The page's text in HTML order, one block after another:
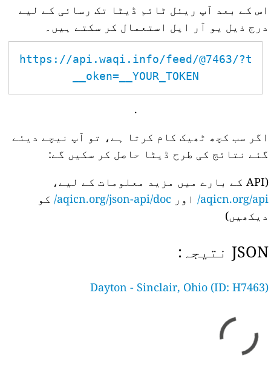
اس کے بعد آپ ریئل ٹائم ڈیٹا تک رسائی کے لیے
درج ذیل یو آر ایل استعمال کر سکتے ہیں۔
https://api.waqi.info/feed/@7463/?t
oken=__YOUR_TOKEN__
.
اگر سب کچھ ٹھیک کام کرتا ہے، تو آپ نیچے دیئے
گئے نتائج کی طرح ڈیٹا حاصل کر سکیں گے:
(API کے بارے میں مزید معلومات کے لیے،
aqicn.org/api/
اور aqicn.org/json-api/doc/ کو
دیکھیں)
JSON نتیجہ:
Dayton - Sinclair, Ohio (ID: H7463)